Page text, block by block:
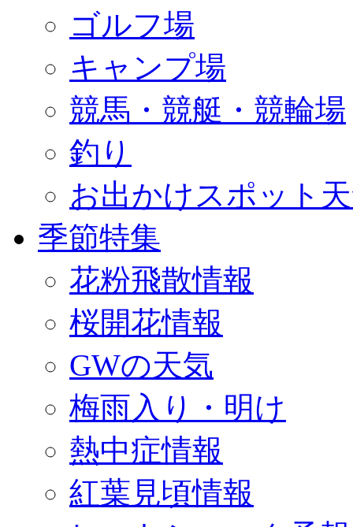
ゴルフ場
キャンプ場
競馬・競艇・競輪場
釣り
お出かけスポット
季節特集
花粉飛散情報
桜開花情報
GWの天気
梅雨入り・明け
熱中症情報
紅葉見頃情報